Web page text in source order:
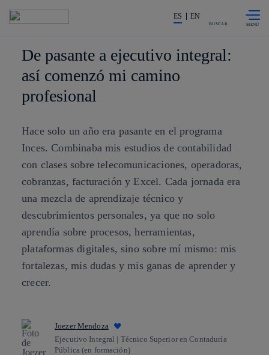
La acción en accionistas e
ES EN
BUSCAR
De pasante a ejecutivo integral:
así comenzó mi camino
profesional
Hace solo un año era pasante en el programa
Inces. Combinaba mis estudios de contabilidad
con clases sobre telecomunicaciones, operadoras,
cobranzas, facturación y Excel. Cada jornada era
una mezcla de aprendizaje técnico y
descubrimientos personales, ya que no solo
aprendía sobre procesos, herramientas,
plataformas digitales, sino sobre mí mismo: mis
fortalezas, mis dudas y mis ganas de aprender y
crecer.
Joezer Mendoza
Ejecutivo Integral | Técnico Superior en Contaduría
Pública (en formación)